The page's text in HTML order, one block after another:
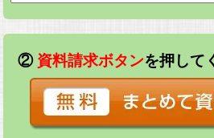
② 資料請求ボタンを押して